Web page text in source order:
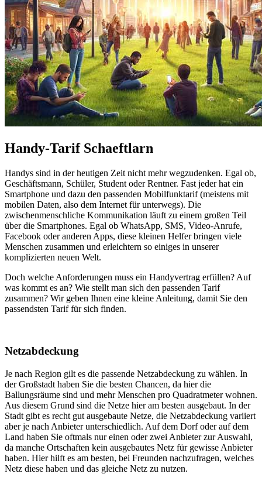
Handy-Tarif Schaeftlarn
Handys sind in der heutigen Zeit nicht mehr wegzudenken. Egal ob,
Geschäftsmann, Schüler, Student oder Rentner. Fast jeder hat ein
Smartphone und dazu den passenden Mobilfunktarif (meistens mit
mobilen Daten, also dem Internet für unterwegs). Die
zwischenmenschliche Kommunikation läuft zu einem großen Teil
über die Smartphones. Egal ob WhatsApp, SMS, Video-Anrufe,
Facebook oder anderen Apps, diese kleinen Helfer bringen viele
Menschen zusammen und erleichtern so einiges in unserer
komplizierten neuen Welt.
Doch welche Anforderungen muss ein Handyvertrag erfüllen? Auf
was kommt es an? Wie stellt man sich den passenden Tarif
zusammen? Wir geben Ihnen eine kleine Anleitung, damit Sie den
passendsten Tarif für sich finden.
Netzabdeckung
Je nach Region gilt es die passende Netzabdeckung zu wählen. In
der Großstadt haben Sie die besten Chancen, da hier die
Ballungsräume sind und mehr Menschen pro Quadratmeter wohnen.
Aus diesem Grund sind die Netze hier am besten ausgebaut. In der
Stadt gibt es recht gut ausgebaute Netze, die Netzabdeckung variiert
aber je nach Anbieter unterschiedlich. Auf dem Dorf oder auf dem
Land haben Sie oftmals nur einen oder zwei Anbieter zur Auswahl,
da manche Ortschaften kein ausgebautes Netz für gewisse Anbieter
haben. Hier hilft es am besten, bei Freunden nachzufragen, welches
Netz diese haben und das gleiche Netz zu nutzen.